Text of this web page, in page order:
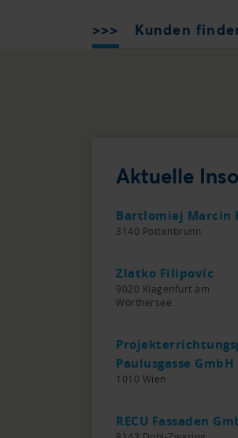
>>> Kunden
Aktuelle
Bartlomiej Marcin
3140 Pottenbrunn
Zlatko Filipovic
9020 Klagenfurt am
Wörthersee
Paulusgasse GmbH
1010 Wien
RECU Fassaden